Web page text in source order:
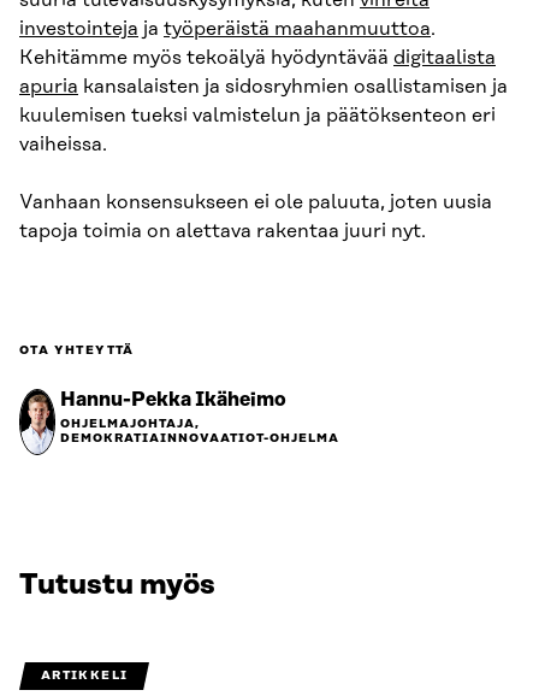
investointeja ja työperäistä maahanmuuttoa.
Kehitämme myös tekoälyä hyödyntävää digitaalista
apuria kansalaisten ja sidosryhmien osallistamisen ja
kuulemisen tueksi valmistelun ja päätöksenteon eri
vaiheissa.
Vanhaan konsensukseen ei ole paluuta, joten uusia
tapoja toimia on alettava rakentaa juuri nyt.
OTA YHTEYTTÄ
Hannu-Pekka Ikäheimo
OHJELMAJOHTAJA,
DEMOKRATIAINNOVAATIOT-OHJELMA
Tutustu myös
ARTIKKELI